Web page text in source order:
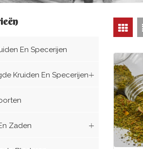
En Specerijen
Kruiden En Specerijen
Zaden